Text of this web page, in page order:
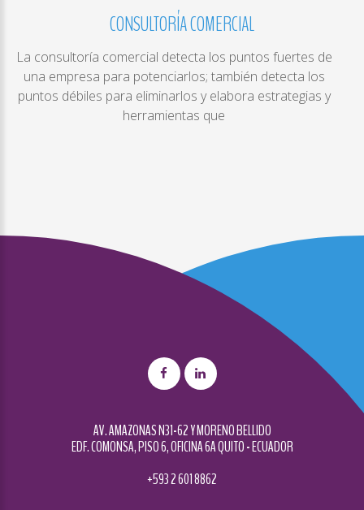
CONSULTORÍACOMERCIAL
La consultoría comercial detecta los puntos fuertes de
una empresa para potenciarlos; también detecta los
puntos débiles para eliminarlos y elabora estrategias y
herramientas que
AV. AMAZONAS N31-62 Y MORENO BELLIDO
EDF. COMONSA, PISO 6, OFICINA 6A QUITO - ECUADOR
+593 2 601 8862